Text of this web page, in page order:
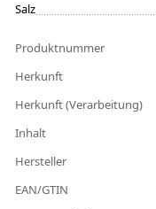
Salz
Produktnummer
Herkunft
Herkunft (Verarbeitung)
Inhalt
Hersteller
EAN/GTIN